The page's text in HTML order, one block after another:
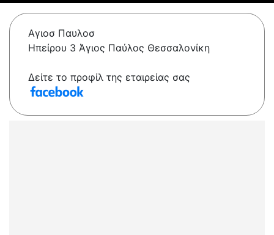
Αγιοσ Παυλοσ
Ηπείρου 3 Άγιος Παύλος Θεσσαλονίκη
Δείτε το προφίλ της εταιρείας σας